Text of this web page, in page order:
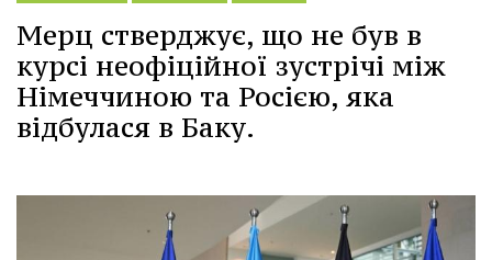
Мерц стверджує, що не був в
курсі неофіційної зустрічі між
Німеччиною та Росією, яка
відбулася в Баку.